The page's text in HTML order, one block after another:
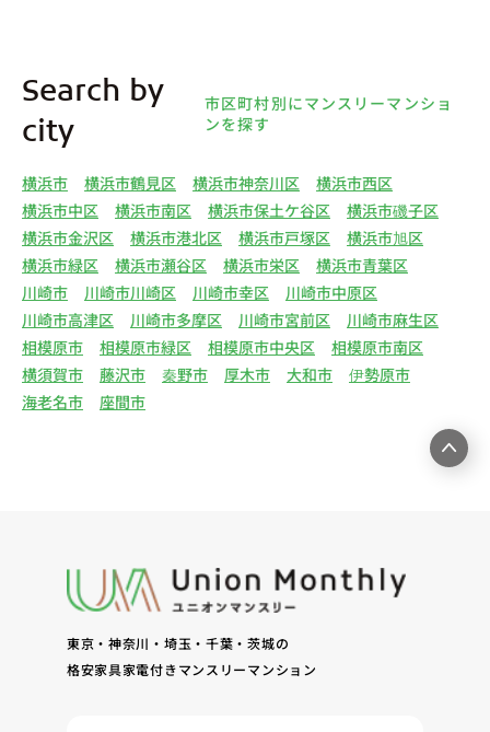
下記（1）～（13）における利用目的のために利用
し、また、利用目的を達成するために必要な範囲で
リー物件の紹介、利用契約に関する連絡、利用契約
の締結、履行。（2）弊社の他のマンスリー物件お
よびサービスの紹介ならびにお客様・オーナー様に
とって有用と思われる弊社提携先の商品・サービス
等を紹介するためのダイレクトメール、住環境向上
のためのアンケート等の発送（3）賃貸事業におけ
る情報・サービスを提供するための郵便物、電話、
電子メールまたは訪問等による営業活動（4）不動
産物件の紹介・賃貸借契約・サブリース契約等の締
結、履行および契約管理、契約後管理（5）弊社ホ
守、管理（9）サービスの改善のためおよびサービ
スの企画、研究および開発のため（10）本ポリシー
する情報等の個人情報について、調査・分析会社、
アフィリエーター、SNS事業者、広告関係会社、広
Search by
city
市区町村別にマンスリーマンショ
ンを探す
横浜市 横浜市鶴見区 横浜市神奈川区
横浜市西区
横浜市中区
横浜市南区 横浜市保土ケ谷区
横浜市磯子区
横浜市金沢区
横浜市港北区 横浜市戸塚区
横浜市旭区
横浜市緑区
横浜市瀬谷区 横浜市栄区
横浜市青葉区
川崎市
川崎市川崎区 川崎市幸区
川崎市中原区
川崎市高津区
川崎市多摩区 川崎市宮前区
川崎市麻生区
相模原市
相模原市緑区 相模原市中央区
相模原市南区
横須賀市
藤沢市 秦野市 厚木市 大和市
伊勢原市
海老名市
座間市
東京・神奈川・埼玉・千葉・茨城の
格安家具家電付きマンスリーマンション